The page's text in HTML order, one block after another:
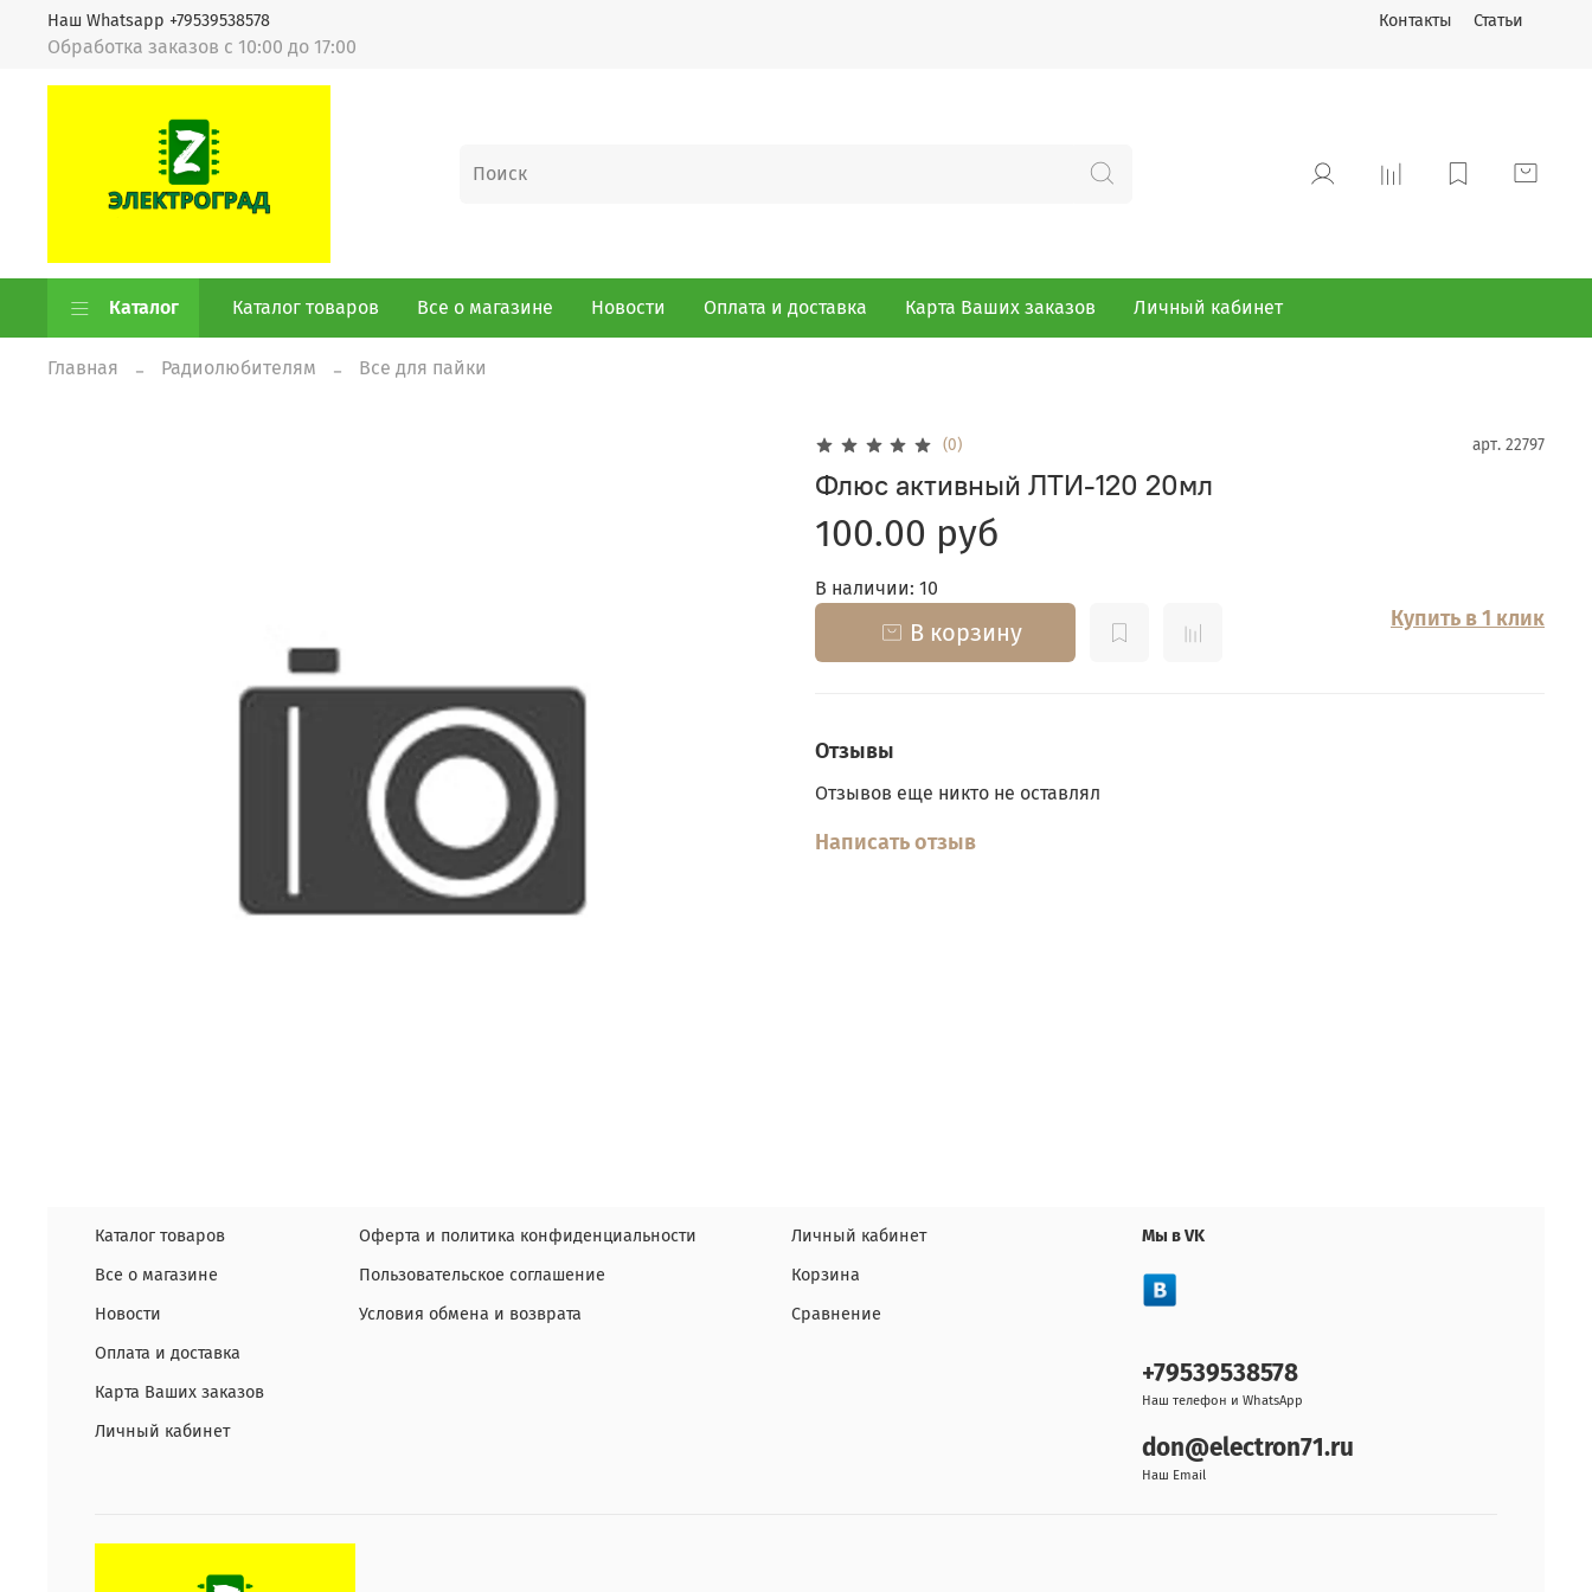
Контакты Статьи
Обработка заказов с 10:00 до 17:00
Наш Whatsapp +79539538578
Каталог Каталог товаров Все о магазине Новости Оплата и доставка Карта Ваших заказов Личный кабинет
Главная Радиолюбителям Все для пайки
(0) арт. 22797
Флюс активный ЛТИ-120 20мл
100.00 руб
В наличии: 10
В корзину
Купить в 1 клик
Отзывы
Отзывов еще никто не оставлял
Написать отзыв
Каталог товаров
Все о магазине
Новости
Оплата и доставка
Карта Ваших заказов
Личный кабинет
Оферта и политика конфиденциальности
Пользовательское соглашение
Условия обмена и возврата
Личный кабинет
Корзина
Сравнение
Мы в VK
+79539538578
Наш телефон и WhatsApp
don@electron71.ru
Наш Email